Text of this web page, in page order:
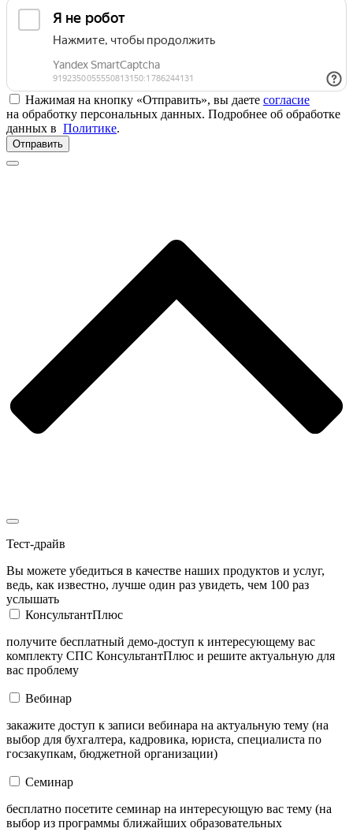
Нажимая на кнопку «Отправить», вы даете согласие
на обработку персональных данных. Подробнее об обработке
данных в Политике.
Отправить
Тест-драйв
Вы можете убедиться в качестве наших продуктов и услуг,
ведь, как известно, лучше один раз увидеть, чем 100 раз
услышать
КонсультантПлюс
получите бесплатный демо-доступ к интересующему вас
комплекту СПС КонсультантПлюс и решите актуальную для
вас проблему
Вебинар
закажите доступ к записи вебинара на актуальную тему (на
выбор для бухгалтера, кадровика, юриста, специалиста по
госзакупкам, бюджетной организации)
Семинар
бесплатно посетите семинар на интересующую вас тему (на
выбор из программы ближайших образовательных